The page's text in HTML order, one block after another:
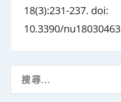
18(3):231-237. doi:
10.3390/nu18030463